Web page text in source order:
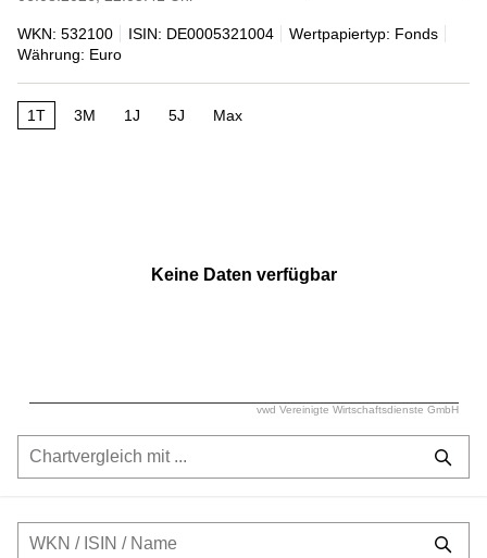
WKN: 532100 ISIN: DE0005321004
Wertpapiertyp: Fonds
Währung: Euro
1T 3M 1J 5J Max
vwd Vereinigte Wirtschaftsdienste GmbH
Keine Daten verfügbar